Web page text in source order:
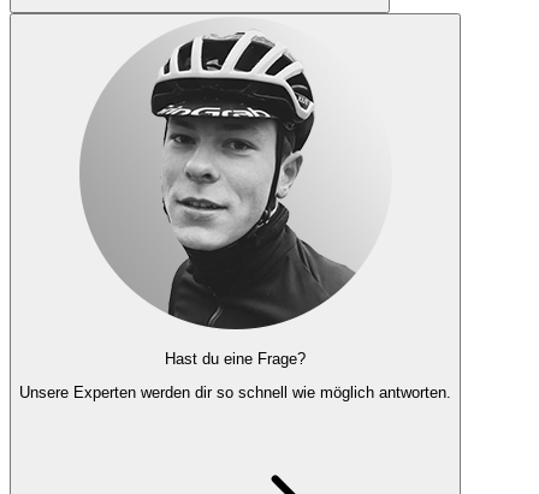
Hast du eine Frage?
Unsere Experten werden dir so schnell wie möglich antworten.